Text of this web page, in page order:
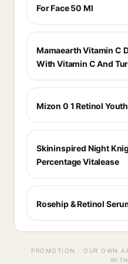
For Face 50 Ml
Mamaearth Vitamin C
With Vitamin C And
Mizon 0 1 Retinol
Skininspired Night
Percentage Vitalease
Rosehip & Retinol
PROMOTION · OUR OWN